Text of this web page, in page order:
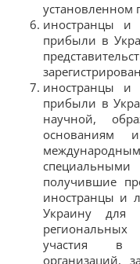
установленном
иностранцы и
прибыли в
иностранцы и
прибыли в
научной,
основаниям
получившие
иностранцы и
Украину для
участия в
организаций,